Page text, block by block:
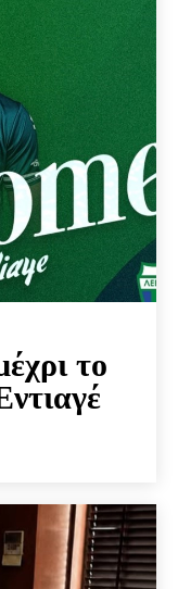
το